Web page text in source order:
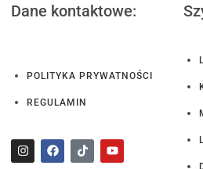
Dane kontaktowe:
POLITYKA PRYWATNOŚCI
REGULAMIN